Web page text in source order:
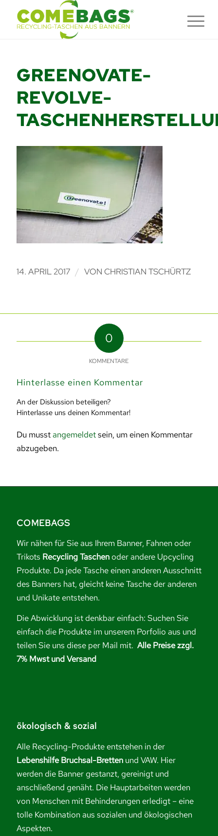
GREENOVATE-
REVOLVE-
14. APRIL 2017 / VON CHRISTIAN TSCHÜRTZ
0
KOMMENTARE
Hinterlasse einen Kommentar
An der Diskussion beteiligen?
Hinterlasse uns deinen Kommentar!
Du musstangemeldetsein, um einen Kommentar
abzugeben.
COMEBAGS
Wir nähen für Sie aus Ihrem Banner, Fahnen oder
Trikots Recycling Taschenoder andere Upcycling
Produkte. Da jede Tasche einen anderen Ausschnitt
des Banners hat, gleicht keine Tasche der anderen
und Unikate entstehen.
Die Abwicklung ist denkbar einfach: Suchen Sie
einfach die Produkte im unserem Porfolio aus und
teilen Sie uns diese per Mail mit. Alle Preise zzgl.
7% Mwst und Versand
ökologisch & sozial
Alle Recycling-Produkte entstehen in der
Lebenshilfe Bruchsal-Bretten und VAW. Hier
werden die Banner gestanzt, gereinigt und
anschließend genäht. Die Hauptarbeiten werden
von Menschen mit Behinderungen erledigt – eine
tolle Kombination aus sozialen und ökologischen
Aspekten.